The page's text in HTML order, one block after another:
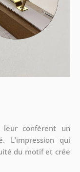
leur confèrent un
qui
du motif et crée